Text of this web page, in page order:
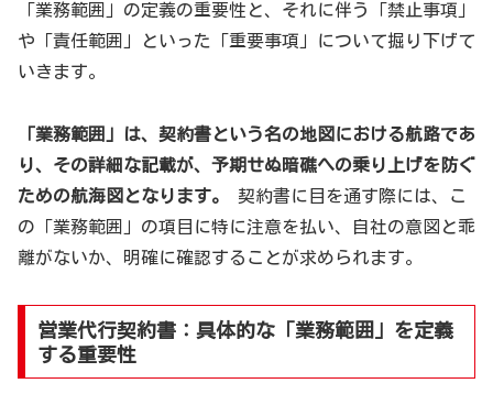
「業務範囲」の定義の重要性と、それに伴う「禁止事項」
や「責任範囲」といった「重要事項」について掘り下げて
いきます。
「業務範囲」は、契約書という名の地図における航路であ
り、その詳細な記載が、予期せぬ暗礁への乗り上げを防ぐ
ための航海図となります。
契約書に目を通す際には、こ
の「業務範囲」の項目に特に注意を払い、自社の意図と乖
離がないか、明確に確認することが求められます。
営業代行契約書：具体的な「業務範囲」を定義
する重要性